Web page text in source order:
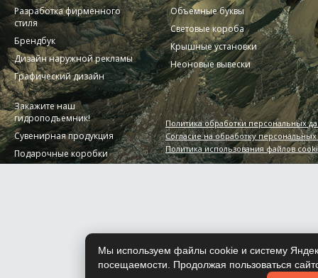
Разработка фирменного
стиля
Брендбук
Дизайн наружной рекламы
Графический дизайн
Объемные буквы
Световые короба
Крышные установки
Неоновые вывески
Закажите наш
гидроподъемник!
Сувенирная продукция
Подарочные коробки
Политика обработки персональных
Согласие на обработку
Политика использования файлов
Мы используем файлы cookie и систему
посещаемости. Продолжая пользоваться